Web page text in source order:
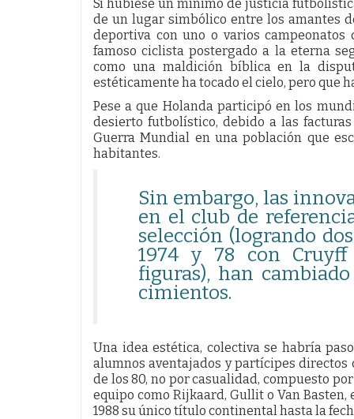
Si hubiese un mínimo de justicia
de un lugar simbólico entre los amantes
deportiva con uno o varios
famoso ciclista postergado a la eterna
como una maldición bíblica en la
estéticamente ha tocado el cielo, pero que
Pese a que Holanda participó en los
desierto futbolístico, debido a las
Guerra Mundial en una población que
habitantes.
Sin embargo, las
en el club de
selección (logrando
1974 y 78 con
figuras), han
cimientos.
Una idea estética, colectiva se habría
alumnos aventajados y partícipes directos
de los 80, no por casualidad, compuesto
equipo como Rijkaard, Gullit o Van Basten,
1988 su único título continental hasta la